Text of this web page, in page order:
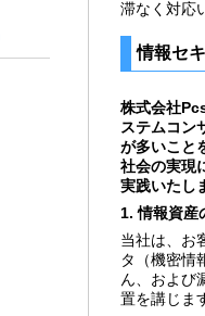
滞なく対応
情報セ
株式会社
ステムコン
が多いこと
社会の実現
実践いたし
1. 情報資産
当社は、お
タ（機密情
ん、および
置を講じま